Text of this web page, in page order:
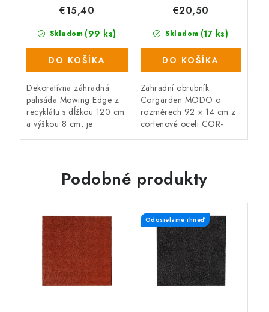
Skladom (99 ks)
€15,40
DO KOŠÍKA
Dekoratívna záhradná
palisáda Mowing Edge z
recyklátu s dĺžkou 120 cm
a výškou 8 cm, je
miest na odpočinok na...
Skladom (17 ks)
€20,50
DO KOŠÍKA
Zahradní obrubník
Corgarden MODO o
rozměrech 92 × 14 cm z
cortenové oceli COR-
materiálu 1,5 mm nabízí...
Podobné produkty
Odosielame ihneď